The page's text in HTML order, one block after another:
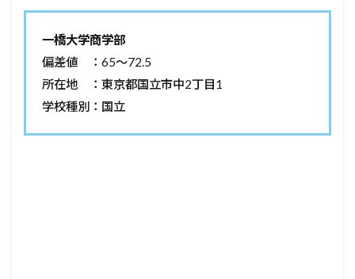
一橋大学商学部
偏差値 ：65～72.5
所在地 ：東京都国立市中2丁目1
学校種別：国立